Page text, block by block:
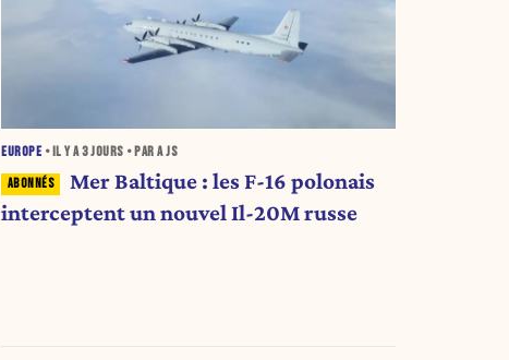
EUROPE • IL Y A3 JOURS • PAR A JS
Mer Baltique : les F-16 polonais
interceptent un nouvel Il-20M russe